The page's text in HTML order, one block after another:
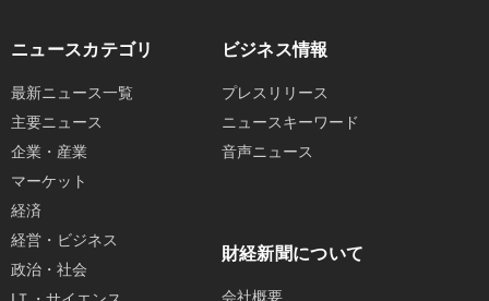
ニュースカテゴリ
最新ニュース一覧
主要ニュース
企業・産業
マーケット
経済
経営・ビジネス
政治・社会
ビジネス情報
プレスリリース
ニュースキーワード
音声ニュース
財経新聞について
会社概要